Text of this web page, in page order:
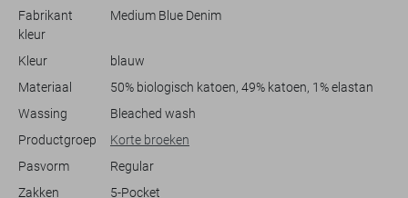
tijdens een zomerfeest. Combineer het met een luchtige blouse of een
T-shirt voor een frisse, zomerse uitstraling waar je zeker mee opvalt.
Fabrikant
kleur
Medium Blue Denim
Kleur
blauw
Materiaal
50% biologisch katoen, 49% katoen, 1% elastan
Wassing
Bleached wash
Productgroep
Korte broeken
Pasvorm
Regular
Zakken
5-Pocket